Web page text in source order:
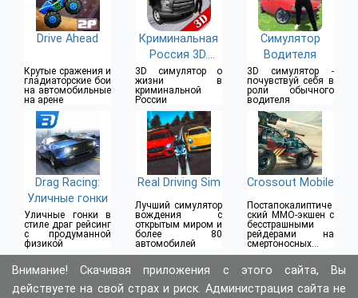
Drive Ahead
Крутые сражения и
гладиаторские бои
на автомобильные
на арене
Криминальная
Россия 3D.
Борис
3D симулятор о
жизни в
криминальной
России
Симулятор
Водителя
3D симулятор -
почувствуй себя в
роли обычного
водителя
Drag Racing:
Уличные гонки
Уличные гонки в
стиле драг рейсинг
с продуманной
физикой
Real Driving Sim
Лучший симулятор
вождения с
открытым миром и
более 80
автомобилей
Crossout Mobile
Постапокалиптиче
ский MMO-экшен с
бесстрашными
рейдерами на
смертоносных
бронемобилях
Внимание! Скачивая приложения с этого сайта, Вы
действуете на свой страх и риск. Администрация сайта не